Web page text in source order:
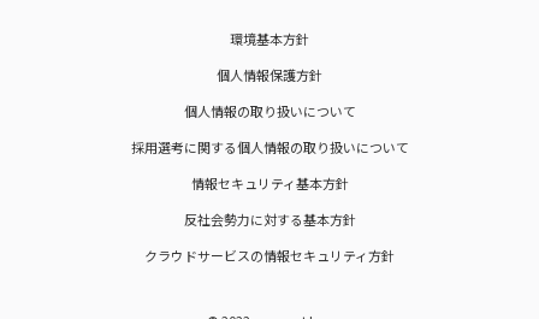
環境基本方針
個人情報保護方針
個人情報の取り扱いについて
採用選考に関する個人情報の取り扱いについて
情報セキュリティ基本方針
反社会勢力に対する基本方針
クラウドサービスの情報セキュリティ方針